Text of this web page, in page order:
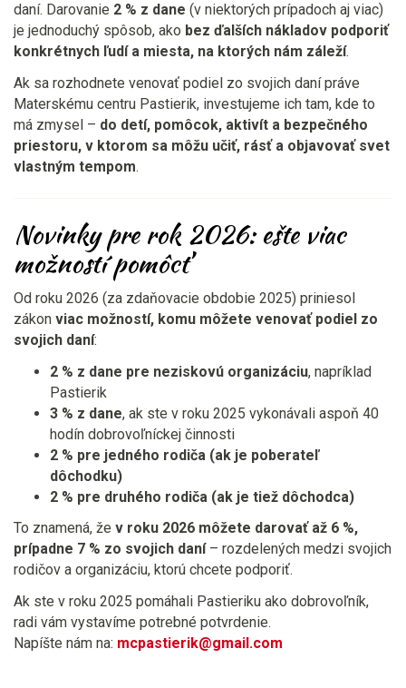
daní. Darovanie 2 % z dane (v niektorých prípadoch aj viac)
je jednoduchý spôsob, ako bez ďalších nákladov podporiť
konkrétnych ľudí a miesta, na ktorých nám záleží.
Ak sa rozhodnete venovať podiel zo svojich daní práve
Materskému centru Pastierik, investujeme ich tam, kde to
má zmysel – do detí, pomôcok, aktivít a bezpečného
priestoru, v ktorom sa môžu učiť, rásť a objavovať svet
vlastným tempom.
Novinky pre rok 2026: ešte viac
možností pomôcť
Od roku 2026 (za zdaňovacie obdobie 2025) priniesol
zákon viac možností, komu môžete venovať podiel zo
svojich daní:
2 % z dane pre neziskovú organizáciu, napríklad
Pastierik
3 % z dane, ak ste v roku 2025 vykonávali aspoň 40
hodín dobrovoľníckej činnosti
2 % pre jedného rodiča (ak je poberateľ
dôchodku)
2 % pre druhého rodiča (ak je tiež dôchodca)
To znamená, že v roku 2026 môžete darovať až 6 %,
prípadne 7 % zo svojich daní– rozdelených medzi svojich
rodičov a organizáciu, ktorú chcete podporiť.
Ak ste v roku 2025 pomáhali Pastieriku ako dobrovoľník,
radi vám vystavíme potrebné potvrdenie.
Napíšte nám na: mcpastierik@gmail.com